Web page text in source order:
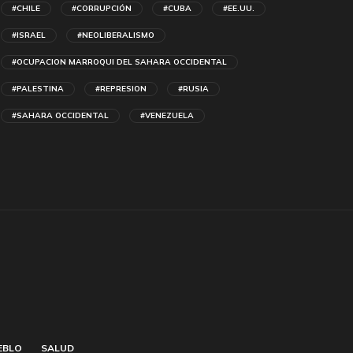
#CHILE #CORRUPCIÓN #CUBA #EE.UU.
#ISRAEL #NEOLIBERALISMO
#OCUPACION MARROQUI DEL SAHARA OCCIDENTAL
#PALESTINA #REPRESION #RUSIA
#SAHARA OCCIDENTAL #VENEZUELA
SALUD